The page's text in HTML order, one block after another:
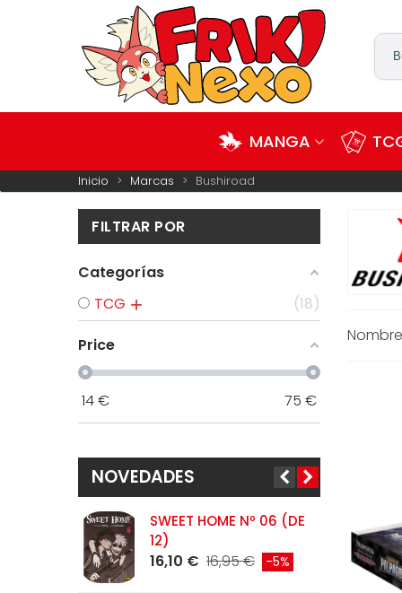
MANGA
Inicio > Marcas > Bushiroad
FILTRAR POR
Categorías
TCG
18
Price
14€ 75 €
NOVEDADES
SWEET HOME Nº 06 (DE
12)
16,10 € 16,95 € -5%